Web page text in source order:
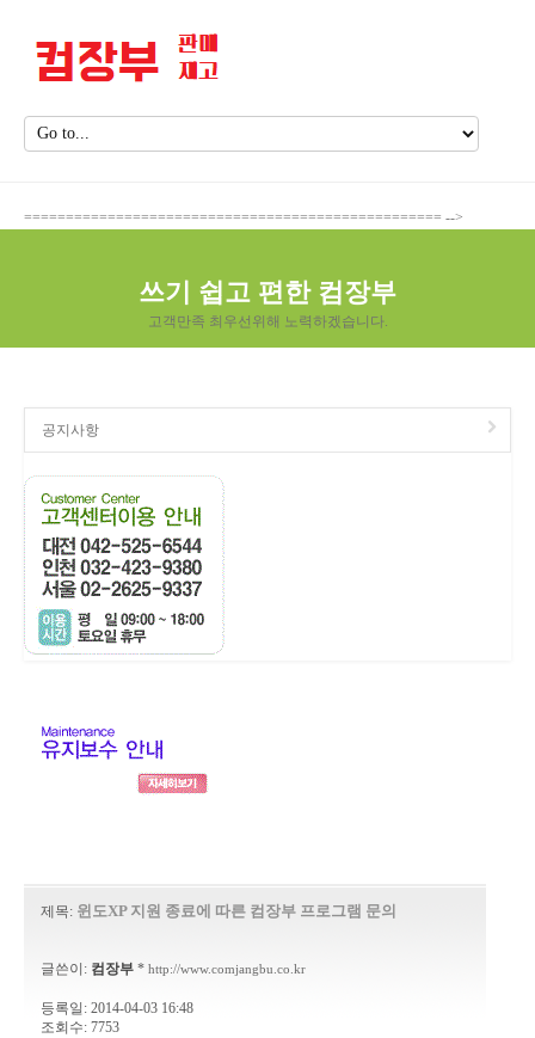
================================================== -->
쓰기 쉽고 편한 컴장부
고객만족 최우선위해 노력하겠습니다.
공지사항
제목: 윈도XP 지원 종료에 따른 컴장부 프로그램 문의
글쓴이: 컴장부 * http://www.comjangbu.co.kr
등록일: 2014-04-03 16:48
조회수: 7753